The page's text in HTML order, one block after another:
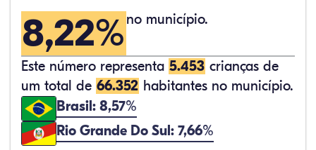
8,22% no município.
Este número representa 5.453 crianças de
um total de 66.352 habitantes no município.
Brasil: 8,57%
Rio Grande Do Sul: 7,66%